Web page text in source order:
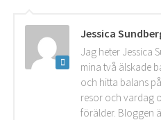
Jessica
Jag heter Jessica
mina två älskade
och hitta balans
resor och vardag
förälder. Bloggen